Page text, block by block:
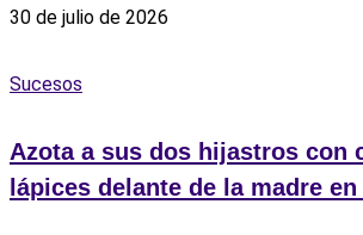
30 de julio de 2026
Sucesos
Azota a sus dos hijastros con
lápices delante de la madre